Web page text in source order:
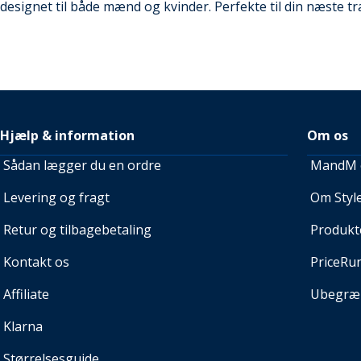
designet til både mænd og kvinder. Perfekte til din næste
Hjælp & information
Sådan lægger du en ordre
Levering og fragt
Retur og tilbagebetaling
Kontakt os
Affiliate
Klarna
Om os
MandM
Om